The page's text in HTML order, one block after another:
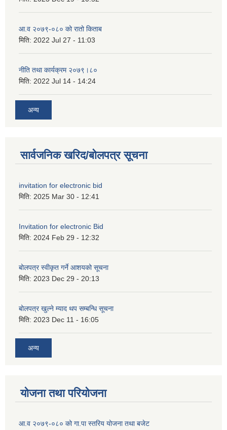
आ.व २०७९-०८० को रातो किताब
मिति: 2022 Jul 27 - 11:03
नीति तथा कार्यक्रम २०७९।८०
मिति: 2022 Jul 14 - 14:24
अन्य
सार्वजनिक खरिद/बोलपत्र सूचना
invitation for electronic bid
मिति: 2025 Mar 30 - 12:41
Invitation for electronic Bid
मिति: 2024 Feb 29 - 12:32
बोलपत्र स्वीकृत गर्ने आशयको सूचना
मिति: 2023 Dec 29 - 20:13
बोलपत्र खुल्ने म्याद थप सम्बन्धि सूचना
मिति: 2023 Dec 11 - 16:05
अन्य
योजना तथा परियोजना
आ.व २०७९-०८० को गा.पा स्तरिय योजना तथा बजेट